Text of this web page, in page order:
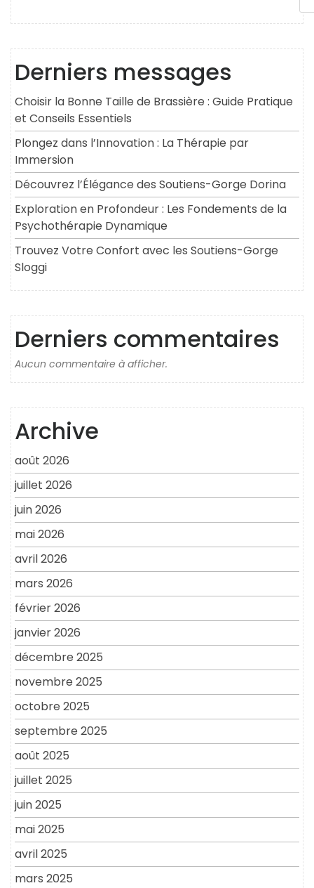
Derniers messages
Choisir la Bonne Taille de Brassière : Guide Pratique
et Conseils Essentiels
Plongez dans l’Innovation : La Thérapie par
Immersion
Découvrez l’Élégance des Soutiens-Gorge Dorina
Exploration en Profondeur : Les Fondements de la
Psychothérapie Dynamique
Trouvez Votre Confort avec les Soutiens-Gorge
Sloggi
Derniers commentaires
Aucun commentaire à afficher.
Archive
août 2026
juillet 2026
juin 2026
mai 2026
avril 2026
mars 2026
février 2026
janvier 2026
décembre 2025
novembre 2025
octobre 2025
septembre 2025
août 2025
juillet 2025
juin 2025
mai 2025
avril 2025
mars 2025